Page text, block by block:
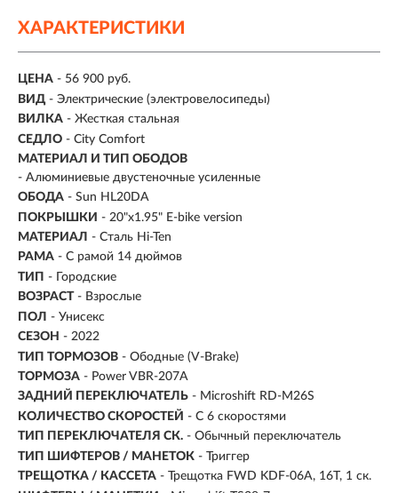
ХАРАКТЕРИСТИКИ
ЦЕНА - 56 900 руб.
ВИД - Электрические (электровелосипеды)
ВИЛКА - Жесткая стальная
СЕДЛО - City Comfort
МАТЕРИАЛ И ТИП ОБОДОВ
- Алюминиевые двустеночные усиленные
ОБОДА - Sun HL20DA
ПОКРЫШКИ - 20"x1.95" E-bike version
МАТЕРИАЛ - Сталь Hi-Ten
РАМА - С рамой 14 дюймов
ТИП - Городские
ВОЗРАСТ - Взрослые
ПОЛ - Унисекс
СЕЗОН - 2022
ТИП ТОРМОЗОВ - Ободные (V-Brake)
ТОРМОЗА - Power VBR-207A
ЗАДНИЙ ПЕРЕКЛЮЧАТЕЛЬ - Microshift RD-M26S
КОЛИЧЕСТВО СКОРОСТЕЙ - С 6 скоростями
ТИП ПЕРЕКЛЮЧАТЕЛЯ СК. - Обычный переключатель
ТИП ШИФТЕРОВ / МАНЕТОК - Триггер
ТРЕЩОТКА / КАССЕТА - Трещотка FWD KDF-06A, 16T, 1 ск.